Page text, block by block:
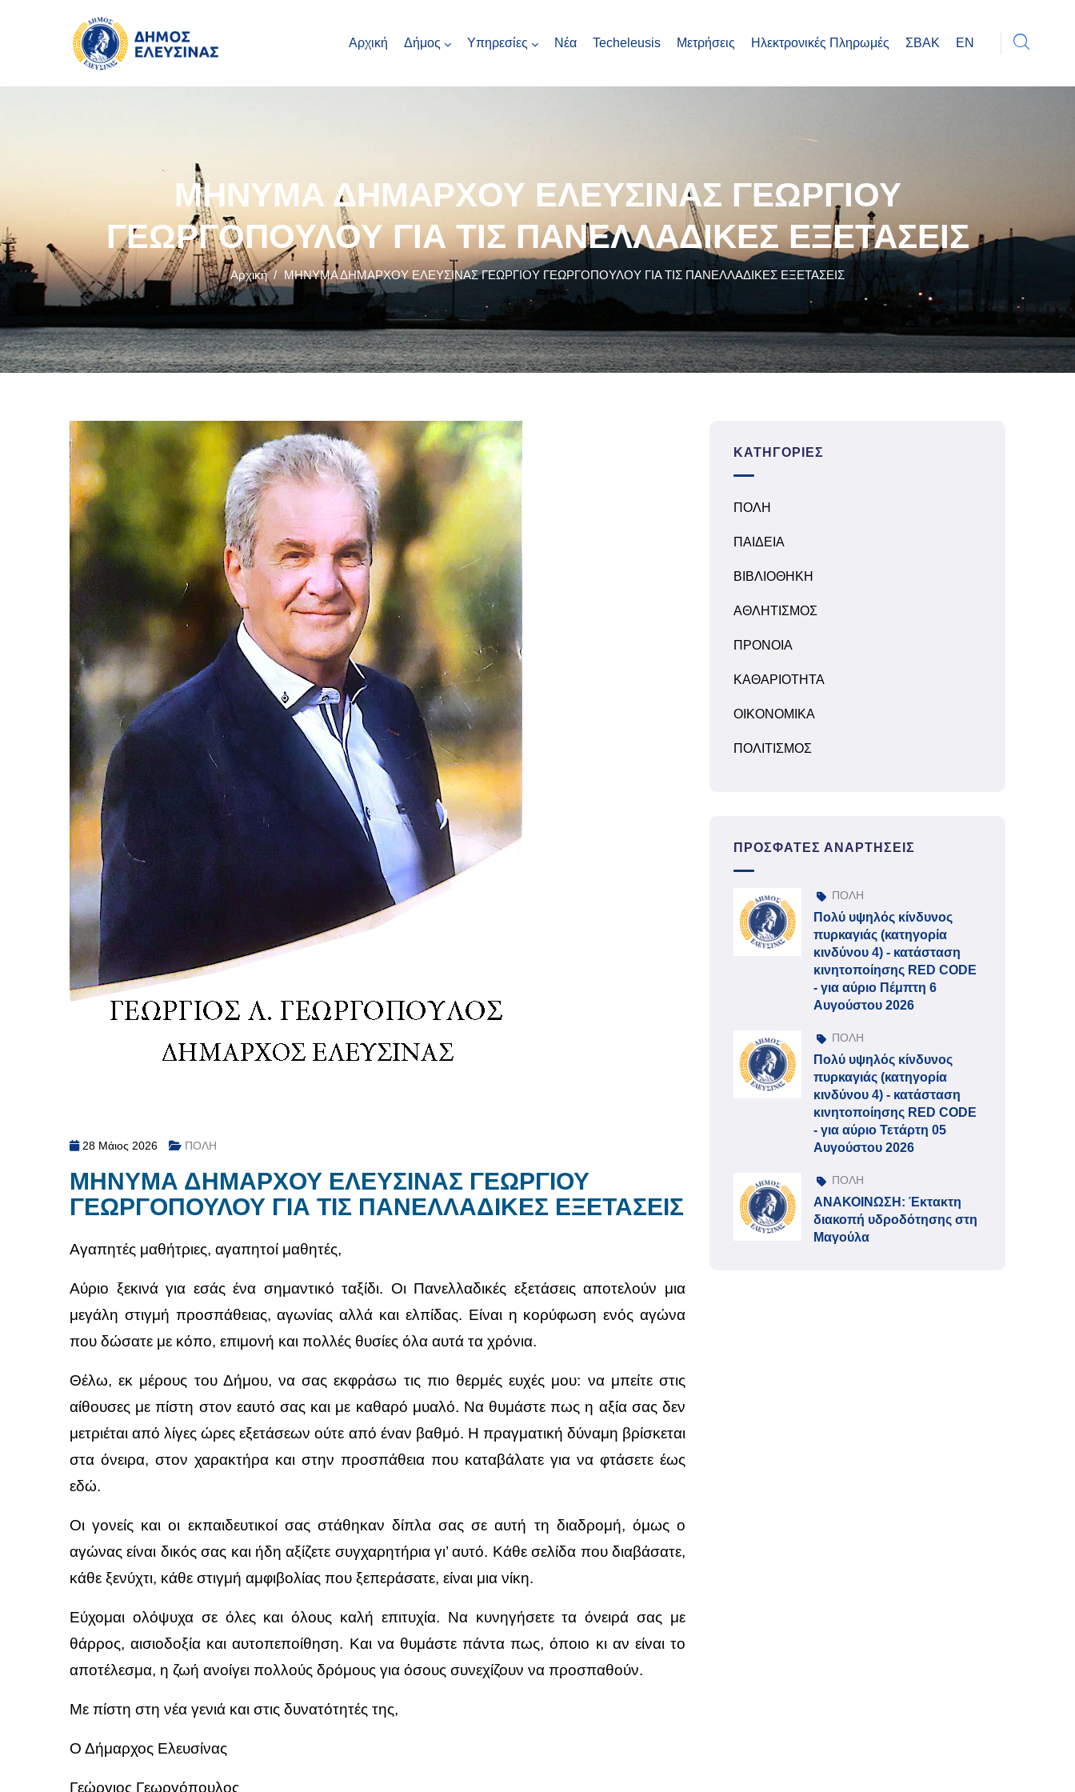
Αρχική Δήμος Υπηρεσίες Νέα Techeleusis Μετρήσεις Ηλεκτρονικές Πληρωμές ΣΒΑΚ EN
ΜΗΝΥΜΑ ΔΗΜΑΡΧΟΥ ΕΛΕΥΣΙΝΑΣ ΓΕΩΡΓΙΟΥ
ΓΕΩΡΓΟΠΟΥΛΟΥ ΓΙΑ ΤΙΣ ΠΑΝΕΛΛΑΔΙΚΕΣ ΕΞΕΤΑΣΕΙΣ
Αρχική / ΜΗΝΥΜΑ ΔΗΜΑΡΧΟΥ ΕΛΕΥΣΙΝΑΣ ΓΕΩΡΓΙΟΥ ΓΕΩΡΓΟΠΟΥΛΟΥ ΓΙΑ ΤΙΣ ΠΑΝΕΛΛΑΔΙΚΕΣ ΕΞΕΤΑΣΕΙΣ
28 Μάιος 2026 ΠΟΛΗ
ΜΗΝΥΜΑ ΔΗΜΑΡΧΟΥ ΕΛΕΥΣΙΝΑΣ ΓΕΩΡΓΙΟΥ
ΓΕΩΡΓΟΠΟΥΛΟΥ ΓΙΑ ΤΙΣ ΠΑΝΕΛΛΑΔΙΚΕΣ ΕΞΕΤΑΣΕΙΣ
Αγαπητές μαθήτριες, αγαπητοί μαθητές,
Αύριο ξεκινά για εσάς ένα σημαντικό ταξίδι. Οι Πανελλαδικές εξετάσεις αποτελούν μια
μεγάλη στιγμή προσπάθειας, αγωνίας αλλά και ελπίδας. Είναι η κορύφωση ενός αγώνα
που δώσατε με κόπο, επιμονή και πολλές θυσίες όλα αυτά τα χρόνια.
Θέλω, εκ μέρους του Δήμου, να σας εκφράσω τις πιο θερμές ευχές μου: να μπείτε στις
αίθουσες με πίστη στον εαυτό σας και με καθαρό μυαλό. Να θυμάστε πως η αξία σας δεν
μετριέται από λίγες ώρες εξετάσεων ούτε από έναν βαθμό. Η πραγματική δύναμη βρίσκεται
στα όνειρα, στον χαρακτήρα και στην προσπάθεια που καταβάλατε για να φτάσετε έως
εδώ.
Οι γονείς και οι εκπαιδευτικοί σας στάθηκαν δίπλα σας σε αυτή τη διαδρομή, όμως ο
αγώνας είναι δικός σας και ήδη αξίζετε συγχαρητήρια γι’ αυτό. Κάθε σελίδα που διαβάσατε,
κάθε ξενύχτι, κάθε στιγμή αμφιβολίας που ξεπεράσατε, είναι μια νίκη.
Εύχομαι ολόψυχα σε όλες και όλους καλή επιτυχία. Να κυνηγήσετε τα όνειρά σας με
θάρρος, αισιοδοξία και αυτοπεποίθηση. Και να θυμάστε πάντα πως, όποιο κι αν είναι το
αποτέλεσμα, η ζωή ανοίγει πολλούς δρόμους για όσους συνεχίζουν να προσπαθούν.
Με πίστη στη νέα γενιά και στις δυνατότητές της,
Ο Δήμαρχος Ελευσίνας
Γεώργιος Γεωργόπουλος
ΚΑΤΗΓΟΡΊΕΣ
ΠΟΛΗ
ΠΑΙΔΕΙΑ
ΒΙΒΛΙΟΘΗΚΗ
ΑΘΛΗΤΙΣΜΟΣ
ΠΡΟΝΟΙΑ
ΚΑΘΑΡΙΟΤΗΤΑ
ΟΙΚΟΝΟΜΙΚΑ
ΠΟΛΙΤΙΣΜΟΣ
ΠΡΌΣΦΑΤΕΣ ΑΝΑΡΤΉΣΕΙΣ
ΠΟΛΗ
Πολύ υψηλός κίνδυνος
πυρκαγιάς (κατηγορία
κινδύνου 4) - κατάσταση
κινητοποίησης RED CODE
- για αύριο Πέμπτη 6
Αυγούστου 2026
ΠΟΛΗ
Πολύ υψηλός κίνδυνος
πυρκαγιάς (κατηγορία
κινδύνου 4) - κατάσταση
κινητοποίησης RED CODE
- για αύριο Τετάρτη 05
Αυγούστου 2026
ΠΟΛΗ
ΑΝΑΚΟΙΝΩΣΗ: Έκτακτη
διακοπή υδροδότησης στη
Μαγούλα